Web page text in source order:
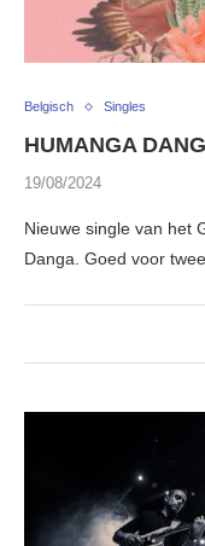
Belgisch Singles
HUMANGA
19/08/2024
Nieuwe single van het
Danga. Goed voor